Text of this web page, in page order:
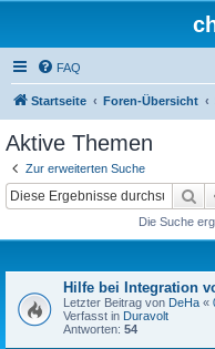
FAQ
Startseite Foren-Übersicht
Aktive Themen
Zur erweiterten Suche
Die Suche
Hilfe bei Integration
Letzter Beitrag von DeHa «
Verfasst in Duravolt
Antworten: 54